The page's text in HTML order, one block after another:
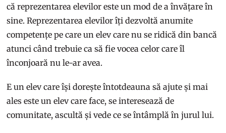
că reprezentarea elevilor este un mod de a învățare în
sine. Reprezentarea elevilor îți dezvoltă anumite
competențe pe care un elev care nu se ridică din bancă
atunci când trebuie ca să fie vocea celor care îl
înconjoară nu le-ar avea.
E un elev care își dorește întotdeauna să ajute și mai
ales este un elev care face, se interesează de
comunitate, ascultă și vede ce se întâmplă în jurul lui.